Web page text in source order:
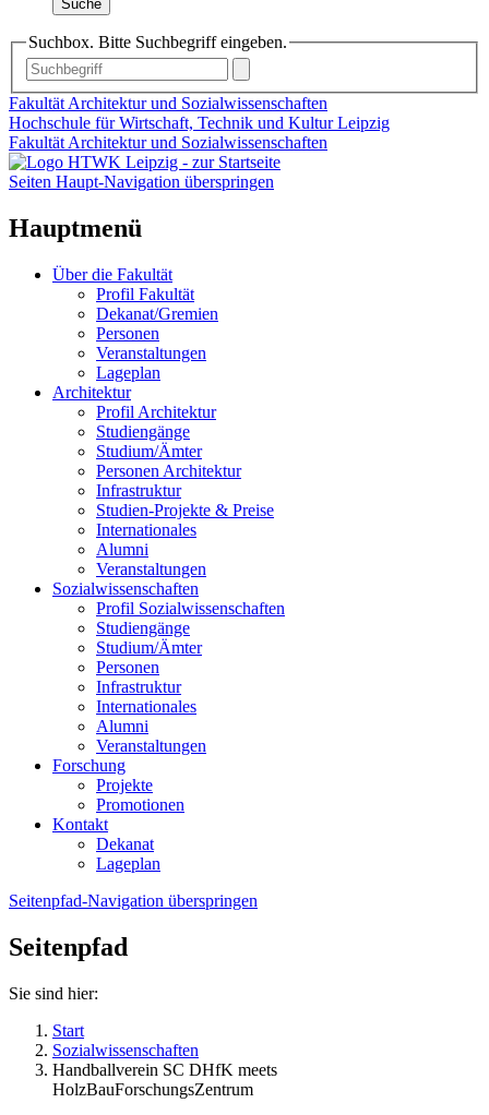
Suche
Suchbox. Bitte Suchbegriff eingeben.
Fakultät Architektur und Sozialwissenschaften
Hochschule für Wirtschaft, Technik und Kultur Leipzig
Fakultät Architektur und Sozialwissenschaften
Seiten Haupt-Navigation überspringen
Hauptmenü
Über die Fakultät
Profil Fakultät
Dekanat/Gremien
Personen
Veranstaltungen
Lageplan
Architektur
Profil Architektur
Studiengänge
Studium/Ämter
Personen Architektur
Infrastruktur
Studien-Projekte & Preise
Internationales
Alumni
Veranstaltungen
Sozialwissenschaften
Profil Sozialwissenschaften
Studiengänge
Studium/Ämter
Personen
Infrastruktur
Internationales
Alumni
Veranstaltungen
Forschung
Projekte
Promotionen
Kontakt
Dekanat
Lageplan
Seitenpfad-Navigation überspringen
Seitenpfad
Sie sind hier:
Start
Sozialwissenschaften
Handballverein SC DHfK meets
HolzBauForschungsZentrum